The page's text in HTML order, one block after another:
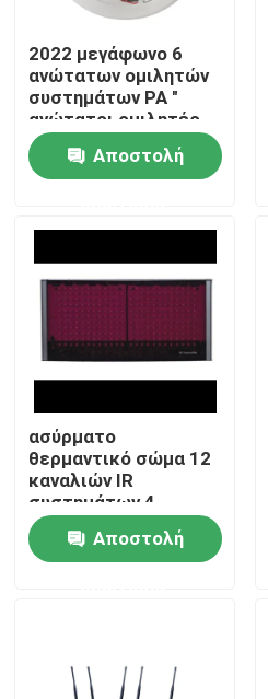
Σπίτι
Προϊόντα
Γύρος εργοστασίων
Ποιοτικός έλεγχος
Μας ελάτε σε επαφή με
Ειδήσεις
Ενισχυτής συστημάτων PA
2022 μεγάφωνο 6
ανώτατων ομιλητών
συστημάτων PA "
ανώτατοι ομιλητές
1.5W-3W-6W
Αποστολή
ασύρματο
θερμαντικό σώμα 12
καναλιών IR
συστημάτων 4
ομιλητών PA
Αποστολή